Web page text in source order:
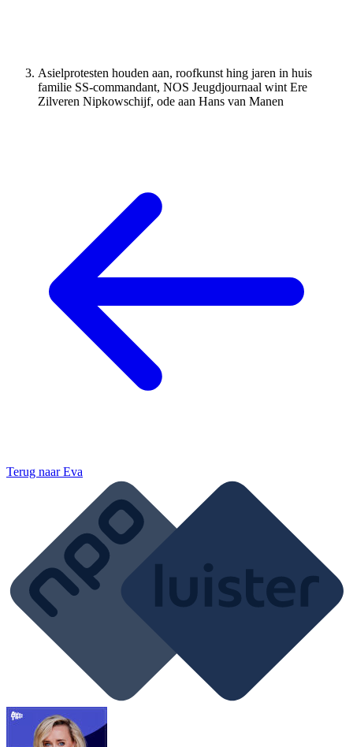
Asielprotesten houden aan, roofkunst hing jaren in huis
familie SS-commandant, NOS Jeugdjournaal wint Ere
Zilveren Nipkowschijf, ode aan Hans van Manen
Terug naarEva